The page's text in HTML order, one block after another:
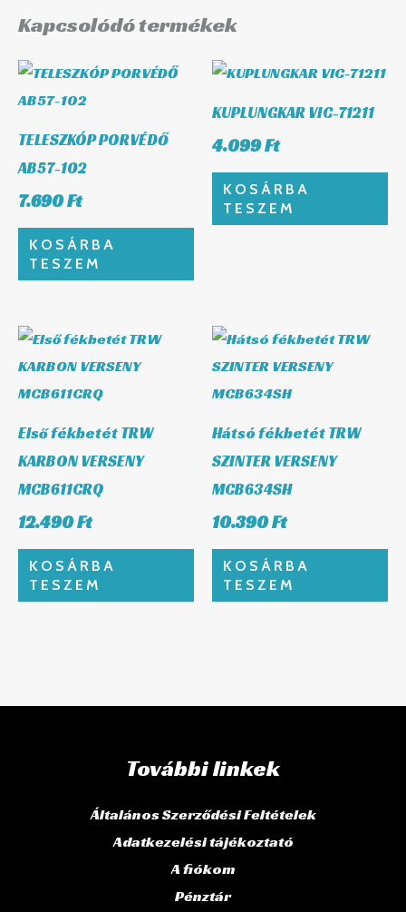
Kapcsolódó termékek
TELESZKÓP PORVÉDŐ
AB57-102
7.690Ft
KOSÁRBA
TESZEM
KUPLUNGKAR VIC-71211
4.099Ft
KOSÁRBA
TESZEM
Első fékbetét TRW
KARBON VERSENY
MCB611CRQ
12.490Ft
KOSÁRBA
TESZEM
Hátsó fékbetét TRW
SZINTER VERSENY
MCB634SH
10.390Ft
KOSÁRBA
TESZEM
További linkek
Általános Szerződési Feltételek
Adatkezelési tájékoztató
A fiókom
Pénztár